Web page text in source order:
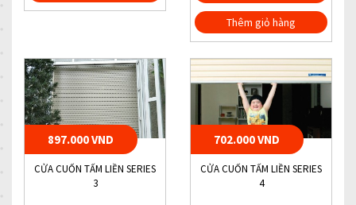
Thêm giỏ hàng
897.000 VND
CỬA CUỐN TẤM LIỀN SERIES
3
702.000 VND
CỬA CUỐN TẤM LIỀN SERIES
4